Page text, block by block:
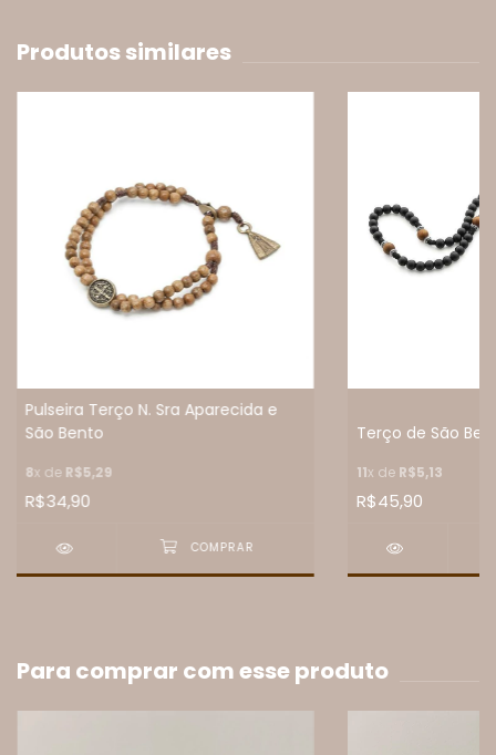
Produtos similares
Pulseira Terço N. Sra Aparecida e
São Bento
8x de R$5,29
R$34,90
Terço de São
11x de R$5,13
R$45,90
Para comprar com esse produto